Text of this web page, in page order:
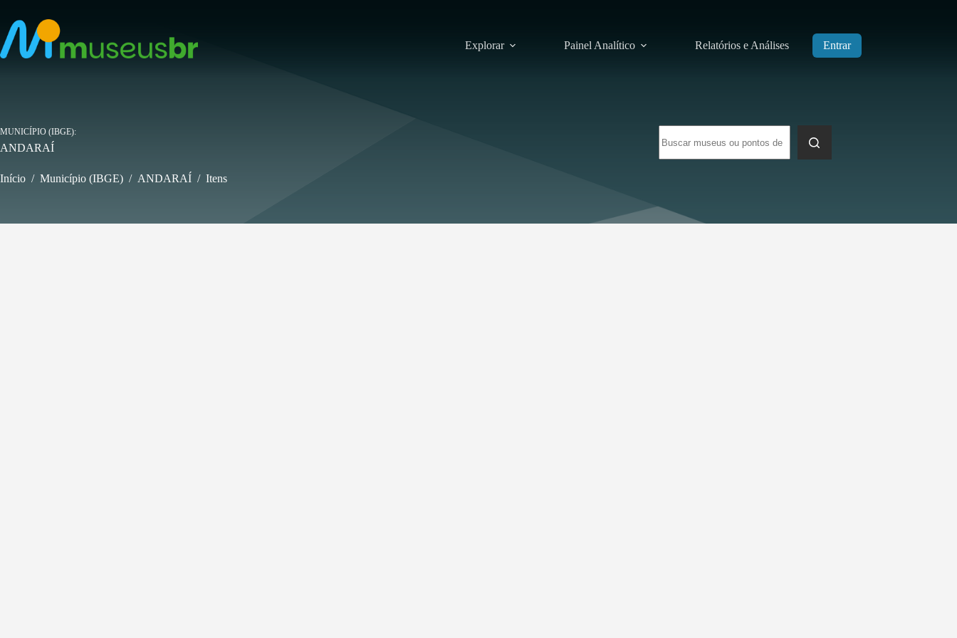
para
conteúdo
Explorar Painel Analítico Relatórios e Análises Entrar
resultados
MUNICÍPIO (IBGE)
ANDARAÍ
Início / Município (IBGE) / ANDARAÍ / Itens